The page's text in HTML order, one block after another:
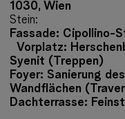
1030, Wien
Stein:
Fassade: Cipollino-
Vorplatz:
Syenit (Treppen)
Foyer: Sanierung
Wandflächen
Dachterrasse: